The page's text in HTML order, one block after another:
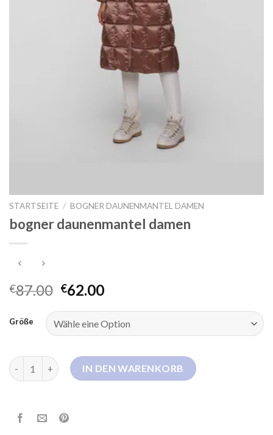
STARTSEITE / BOGNER DAUNENMANTEL DAMEN
bogner daunenmantel damen
€87.00 €62.00
Größe
bogner daunenmantel damen Menge
IN DEN WARENKORB